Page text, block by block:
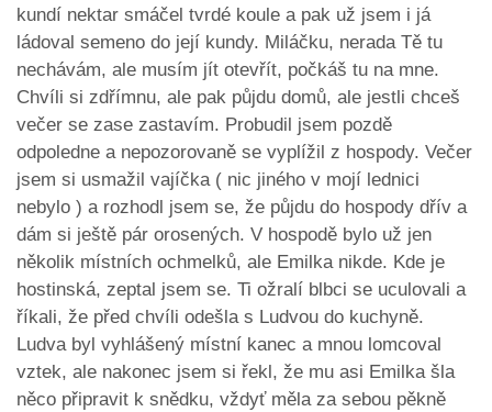
kundí nektar smáčel tvrdé koule a pak už jsem i já
ládoval semeno do její kundy. Miláčku, nerada Tě tu
nechávám, ale musím jít otevřít, počkáš tu na mne.
Chvíli si zdřímnu, ale pak půjdu domů, ale jestli chceš
večer se zase zastavím. Probudil jsem pozdě
odpoledne a nepozorovaně se vyplížil z hospody. Večer
jsem si usmažil vajíčka ( nic jiného v mojí lednici
nebylo ) a rozhodl jsem se, že půjdu do hospody dřív a
dám si ještě pár orosených. V hospodě bylo už jen
několik místních ochmelků, ale Emilka nikde. Kde je
hostinská, zeptal jsem se. Ti ožralí blbci se uculovali a
říkali, že před chvíli odešla s Ludvou do kuchyně.
Ludva byl vyhlášený místní kanec a mnou lomcoval
vztek, ale nakonec jsem si řekl, že mu asi Emilka šla
něco připravit k snědku, vždyť měla za sebou pěkně